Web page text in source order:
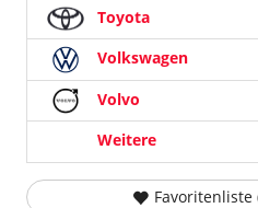
Toyota
Volkswagen
Volvo
Weitere
Favoritenliste